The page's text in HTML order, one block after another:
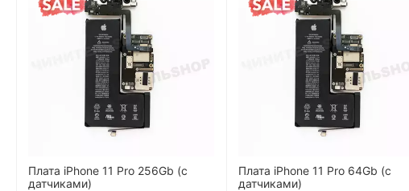
Плата iPhone 11 Pro 256Gb (с
датчиками)
Плата iPhone 11 Pro 64Gb (с
датчиками)